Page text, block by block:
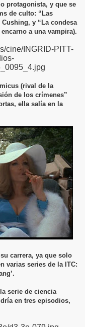
protagonista, y que se
de culto: “Las
y “La condesa
encarno a una vampira).
(rival de la
de los crímenes”
ella salía en la
carrera, ya que solo
varias series de la ITC:
serie de ciencia
en tres episodios,